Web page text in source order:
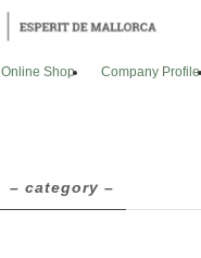
Online Shop Company Profile
– category –